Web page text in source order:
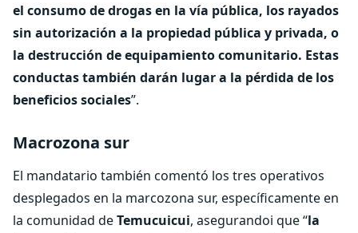
el consumo de drogas en la vía pública, los rayados
sin autorización a la propiedad pública y privada, o
la destrucción de equipamiento comunitario. Estas
conductas también darán lugar a la pérdida de los
beneficios sociales”.
Macrozona sur
El mandatario también comentó los tres operativos
desplegados en la marcozona sur, específicamente en
la comunidad deTemucuicui, asegurandoi que “la